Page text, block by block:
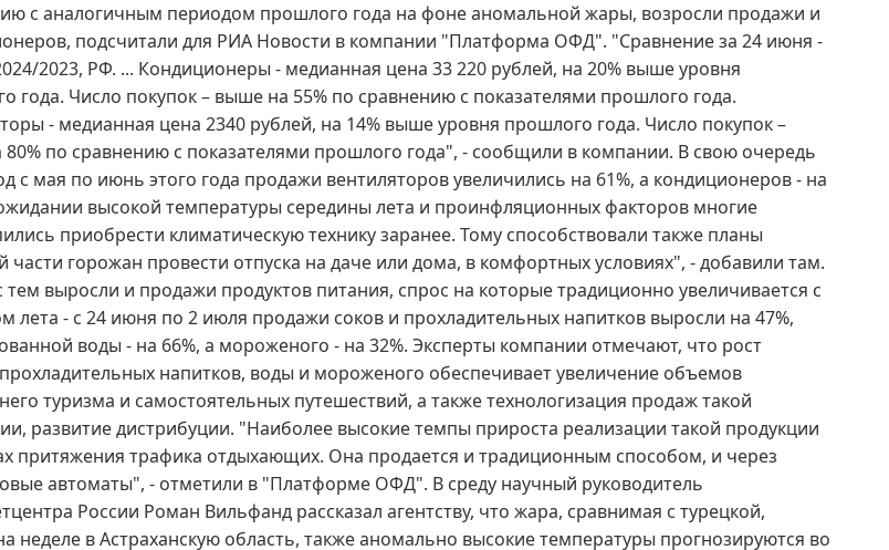
с аналогичным периодом прошлого года на фоне аномальной жары, возросли продажи и
подсчитали для РИА Новости в компании "Платформа ОФД". "Сравнение за 24 июня -
2023, РФ. ... Кондиционеры - медианная цена 33 220 рублей, на 20% выше уровня
года. Число покупок – выше на 55% по сравнению с показателями прошлого года.
- медианная цена 2340 рублей, на 14% выше уровня прошлого года. Число покупок –
по сравнению с показателями прошлого года", - сообщили в компании. В свою очередь
с мая по июнь этого года продажи вентиляторов увеличились на 61%, а кондиционеров - на
высокой температуры середины лета и проинфляционных факторов многие
приобрести климатическую технику заранее. Тому способствовали также планы
части горожан провести отпуска на даче или дома, в комфортных условиях", - добавили там.
тем выросли и продажи продуктов питания, спрос на которые традиционно увеличивается с
лета - с 24 июня по 2 июля продажи соков и прохладительных напитков выросли на 47%,
воды - на 66%, а мороженого - на 32%. Эксперты компании отмечают, что рост
напитков, воды и мороженого обеспечивает увеличение объемов
туризма и самостоятельных путешествий, а также технологизация продаж такой
развитие дистрибуции. "Наиболее высокие темпы прироста реализации такой продукции
притяжения трафика отдыхающих. Она продается и традиционным способом, и через
автоматы", - отметили в "Платформе ОФД". В среду научный руководитель
России Роман Вильфанд рассказал агентству, что жара, сравнимая с турецкой,
неделе в Астраханскую область, также аномально высокие температуры прогнозируются во